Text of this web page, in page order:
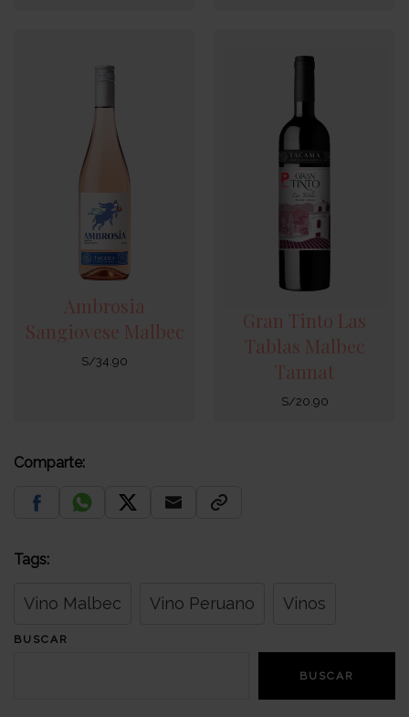
Ambrosia
Sangiovese Malbec
S/34.90
Gran Tinto Las
Tablas Malbec
Tannat
S/20.90
Comparte:
Tags:
Vino Malbec Vino Peruano Vinos
BUSCAR
BUSCAR